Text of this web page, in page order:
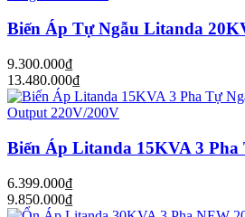
Biến Áp Tự Ngẫu Litanda
9.300.000₫
13.480.000₫
Biến Áp Litanda 15KVA 3 Pha
6.399.000₫
9.850.000₫